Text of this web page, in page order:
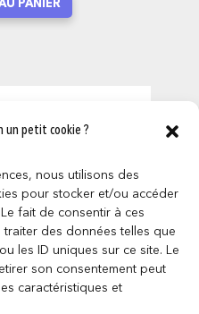
un petit cookie ?
nous utilisons des
pour stocker et/ou accéder
fait de consentir à ces
des données telles que
les ID uniques sur ce site. Le
son consentement peut
caractéristiques et
PANIER